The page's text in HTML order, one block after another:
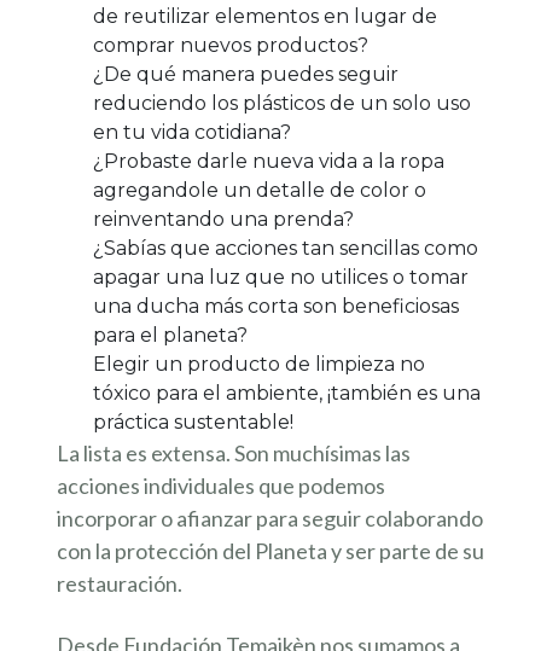
de reutilizar elementos en lugar de
comprar nuevos productos?
¿De qué manera puedes seguir
reduciendo los plásticos de un solo uso
en tu vida cotidiana?
¿Probaste darle nueva vida a la ropa
agregandole un detalle de color o
reinventando una prenda?
¿Sabías que acciones tan sencillas como
apagar una luz que no utilices o tomar
una ducha más corta son beneficiosas
para el planeta?
Elegir un producto de limpieza no
tóxico para el ambiente, ¡también es una
práctica sustentable!
La lista es extensa. Son muchísimas las
acciones individuales que podemos
incorporar o afianzar para seguir colaborando
con la protección del Planeta y ser parte de su
restauración.
Desde Fundación Temaikèn nos sumamos a